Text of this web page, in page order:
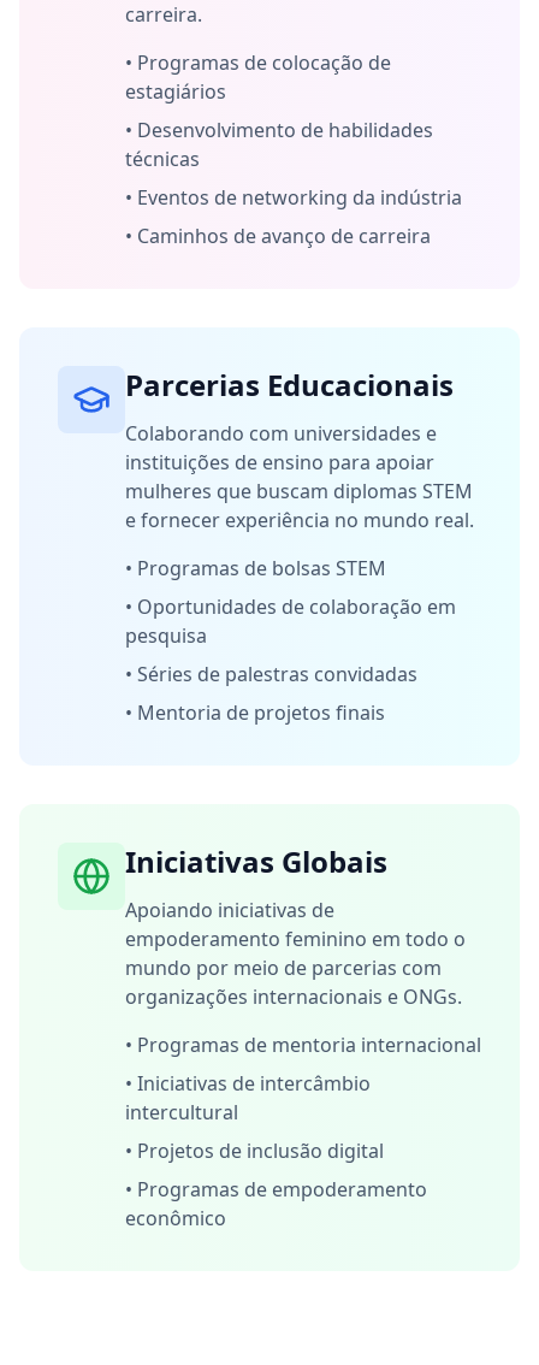
carreira.
• Programas de colocação de
estagiários
• Desenvolvimento de habilidades
técnicas
• Eventos de networking da indústria
• Caminhos de avanço de carreira
Parcerias Educacionais
Colaborando com universidades e
instituições de ensino para apoiar
mulheres que buscam diplomas STEM
e fornecer experiência no mundo real.
• Programas de bolsas STEM
• Oportunidades de colaboração em
pesquisa
• Séries de palestras convidadas
• Mentoria de projetos finais
Iniciativas Globais
Apoiando iniciativas de
empoderamento feminino em todo o
mundo por meio de parcerias com
organizações internacionais e ONGs.
• Programas de mentoria internacional
• Iniciativas de intercâmbio
intercultural
• Projetos de inclusão digital
• Programas de empoderamento
econômico